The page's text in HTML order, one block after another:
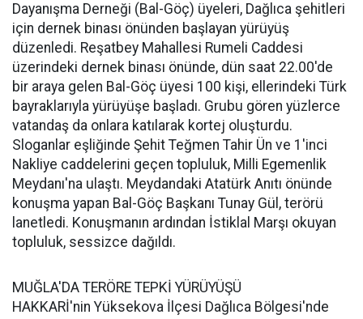
Dayanışma Derneği (Bal-Göç) üyeleri, Dağlıca şehitleri
için dernek binası önünden başlayan yürüyüş
düzenledi. Reşatbey Mahallesi Rumeli Caddesi
üzerindeki dernek binası önünde, dün saat 22.00'de
bir araya gelen Bal-Göç üyesi 100 kişi, ellerindeki Türk
bayraklarıyla yürüyüşe başladı. Grubu gören yüzlerce
vatandaş da onlara katılarak kortej oluşturdu.
Sloganlar eşliğinde Şehit Teğmen Tahir Ün ve 1'inci
Nakliye caddelerini geçen topluluk, Milli Egemenlik
Meydanı'na ulaştı. Meydandaki Atatürk Anıtı önünde
konuşma yapan Bal-Göç Başkanı Tunay Gül, terörü
lanetledi. Konuşmanın ardından İstiklal Marşı okuyan
topluluk, sessizce dağıldı.
MUĞLA'DA TERÖRE TEPKİ YÜRÜYÜŞÜ
HAKKARİ'nin Yüksekova İlçesi Dağlıca Bölgesi'nde